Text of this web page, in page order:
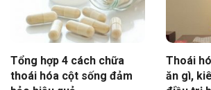
Tổng hợp 4 cách chữa
thoái hóa cột sống đảm
Thoái
ăn gì,